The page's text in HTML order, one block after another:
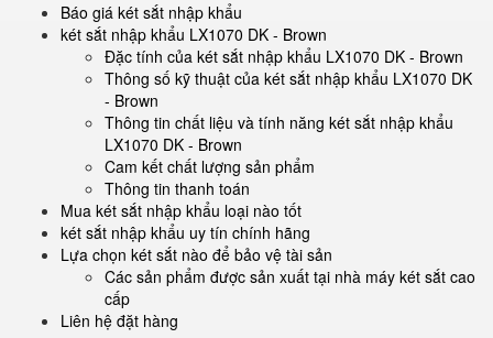
Báo giá két sắt nhập khẩu
két sắt nhập khẩu LX1070 DK - Brown
Đặc tính của két sắt nhập khẩu LX1070 DK - Brown
Thông số kỹ thuật của két sắt nhập khẩu LX1070 DK
- Brown
Thông tin chất liệu và tính năng két sắt nhập khẩu
LX1070 DK - Brown
Cam kết chất lượng sản phẩm
Thông tin thanh toán
Mua két sắt nhập khẩu loại nào tốt
két sắt nhập khẩu uy tín chính hãng
Lựa chọn két sắt nào để bảo vệ tài sản
Các sản phẩm được sản xuất tại nhà máy két sắt cao
cấp
Liên hệ đặt hàng